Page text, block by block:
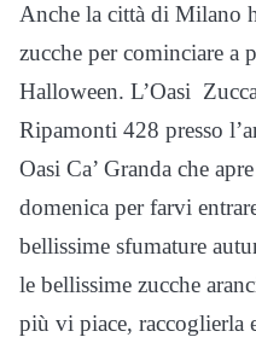
Anche la città di Milano
zucche per cominciare a
Halloween. L’Oasi
Ripamonti 428 presso
Oasi Ca’ Granda che
domenica per farvi
bellissime sfumature
le bellissime zucche
più vi piace, raccoglierla